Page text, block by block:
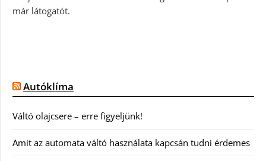
már látogatót.
Autóklíma
Váltó olajcsere – erre figyeljünk!
Amit az automata váltó használata kapcsán tudni érdemes